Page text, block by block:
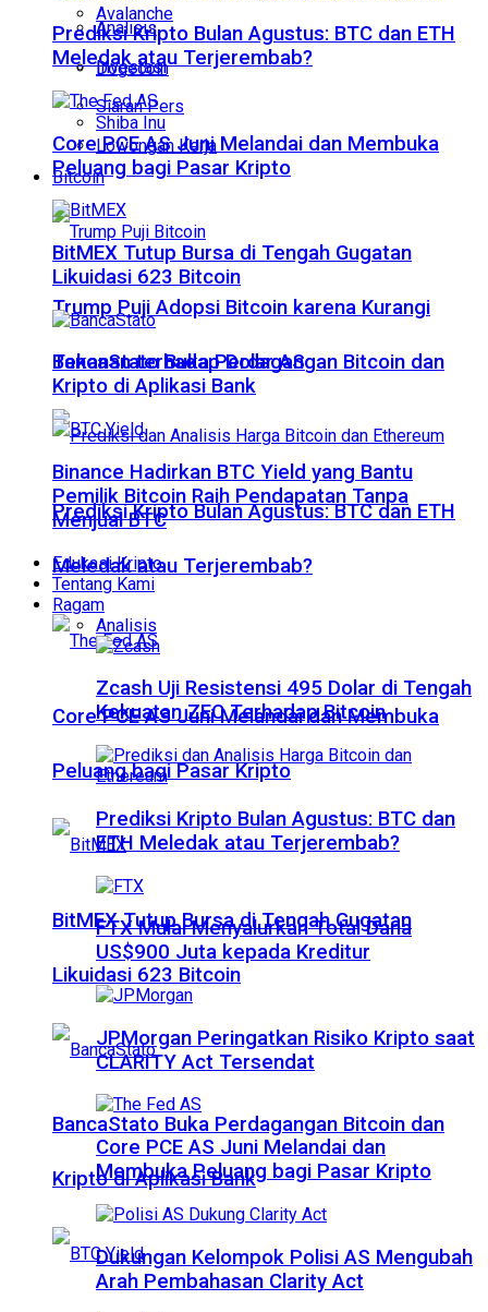
Analisis
Investasi
Siaran Pers
Lowongan Kerja
Avalanche
Dogecoin
Shiba Inu
Bitcoin
Trump Puji Adopsi Bitcoin karena Kurangi
Tekanan terhadap Dolar AS
Prediksi Kripto Bulan Agustus: BTC dan ETH
Meledak atau Terjerembab?
Core PCE AS Juni Melandai dan Membuka
Peluang bagi Pasar Kripto
BitMEX Tutup Bursa di Tengah Gugatan
Likuidasi 623 Bitcoin
BancaStato Buka Perdagangan Bitcoin dan
Kripto di Aplikasi Bank
Prediksi Kripto Bulan Agustus: BTC dan ETH
Meledak atau Terjerembab?
Core PCE AS Juni Melandai dan Membuka
Peluang bagi Pasar Kripto
BitMEX Tutup Bursa di Tengah Gugatan
Likuidasi 623 Bitcoin
BancaStato Buka Perdagangan Bitcoin dan
Kripto di Aplikasi Bank
Binance Hadirkan BTC Yield yang Bantu
Pemilik Bitcoin Raih Pendapatan Tanpa
Menjual BTC
Edukasi Kripto
Tentang Kami
Ragam
Analisis
Zcash Uji Resistensi 495 Dolar di Tengah
Kekuatan ZEC Terhadap Bitcoin
Prediksi Kripto Bulan Agustus: BTC dan
ETH Meledak atau Terjerembab?
FTX Mulai Menyalurkan Total Dana
US$900 Juta kepada Kreditur
JPMorgan Peringatkan Risiko Kripto saat
CLARITY Act Tersendat
Core PCE AS Juni Melandai dan
Membuka Peluang bagi Pasar Kripto
Dukungan Kelompok Polisi AS Mengubah
Arah Pembahasan Clarity Act